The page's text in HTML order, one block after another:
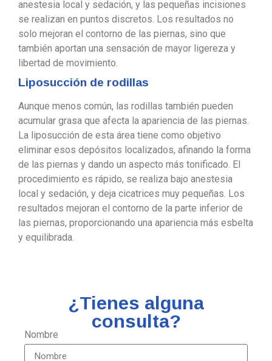
anestesia local y sedación, y las pequeñas incisiones
se realizan en puntos discretos. Los resultados no
solo mejoran el contorno de las piernas, sino que
también aportan una sensación de mayor ligereza y
libertad de movimiento.
Liposucción de rodillas
Aunque menos común, las rodillas también pueden
acumular grasa que afecta la apariencia de las piernas.
La liposucción de esta área tiene como objetivo
eliminar esos depósitos localizados, afinando la forma
de las piernas y dando un aspecto más tonificado. El
procedimiento es rápido, se realiza bajo anestesia
local y sedación, y deja cicatrices muy pequeñas. Los
resultados mejoran el contorno de la parte inferior de
las piernas, proporcionando una apariencia más esbelta
y equilibrada.
¿Tienes alguna
consulta?
Nombre